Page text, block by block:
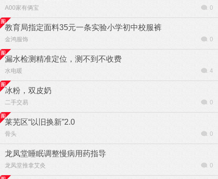
A00家有俩宝 0
教育局指定面料35元一条实验小学初中校服裤
金鸿服饰 0
漏水检测精准定位，测不到不收费
水电暖 4
冰粉，双皮奶
二手交易 0
莱芜区“以旧换新”2.0
骨头 0
龙凤堂睡眠调整慢病用药指导
龙凤堂推拿艾灸 0